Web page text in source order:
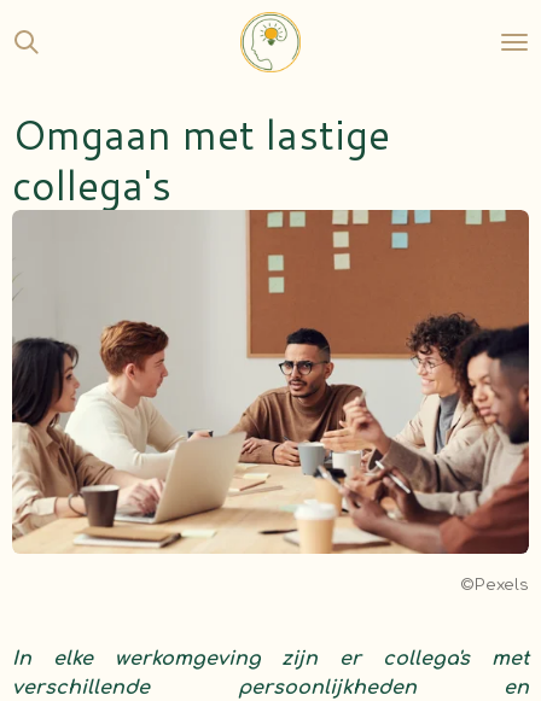
direct
hoofdinhoud
Omgaan met lastige
collega's
©Pexels
In elke werkomgeving zijn er collega's met
verschillende persoonlijkheden en